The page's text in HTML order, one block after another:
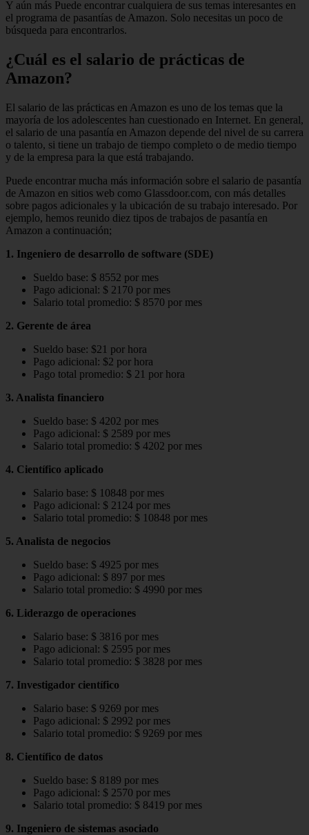
Y aún más Puede encontrar cualquiera de sus temas interesantes en
el programa de pasantías de Amazon. Solo necesitas un poco de
búsqueda para encontrarlos.
¿Cuál es el salario de prácticas de
Amazon?
El salario de las prácticas en Amazon es uno de los temas que la
mayoría de los adolescentes han cuestionado en Internet. En general,
el salario de una pasantía en Amazon depende del nivel de su carrera
o talento, si tiene un trabajo de tiempo completo o de medio tiempo
y de la empresa para la que está trabajando.
Puede encontrar mucha más información sobre el salario de pasantía
de Amazon en sitios web como Glassdoor.com, con más detalles
sobre pagos adicionales y la ubicación de su trabajo interesado. Por
ejemplo, hemos reunido diez tipos de trabajos de pasantía en
Amazon a continuación;
1. Ingeniero de desarrollo de software (SDE)
Sueldo base: $ 8552 por mes
Pago adicional: $ 2170 por mes
Salario total promedio: $ 8570 por mes
2. Gerente de área
Sueldo base: $21 por hora
Pago adicional: $2 por hora
Pago total promedio: $ 21 por hora
3. Analista financiero
Sueldo base: $ 4202 por mes
Pago adicional: $ 2589 por mes
Salario total promedio: $ 4202 por mes
4. Científico aplicado
Salario base: $ 10848 por mes
Pago adicional: $ 2124 por mes
Salario total promedio: $ 10848 por mes
5. Analista de negocios
Sueldo base: $ 4925 por mes
Pago adicional: $ 897 por mes
Salario total promedio: $ 4990 por mes
6. Liderazgo de operaciones
Salario base: $ 3816 por mes
Pago adicional: $ 2595 por mes
Salario total promedio: $ 3828 por mes
7. Investigador científico
Salario base: $ 9269 por mes
Pago adicional: $ 2992 por mes
Salario total promedio: $ 9269 por mes
8. Científico de datos
Sueldo base: $ 8189 por mes
Pago adicional: $ 2570 por mes
Salario total promedio: $ 8419 por mes
9. Ingeniero de sistemas asociado